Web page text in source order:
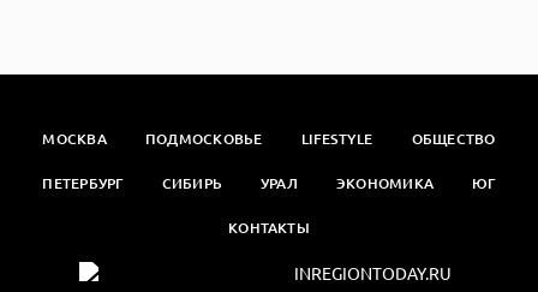
МОСКВА ПОДМОСКОВЬЕ LIFESTYLE ОБЩЕСТВО
ПЕТЕРБУРГ СИБИРЬ УРАЛ ЭКОНОМИКА ЮГ
КОНТАКТЫ